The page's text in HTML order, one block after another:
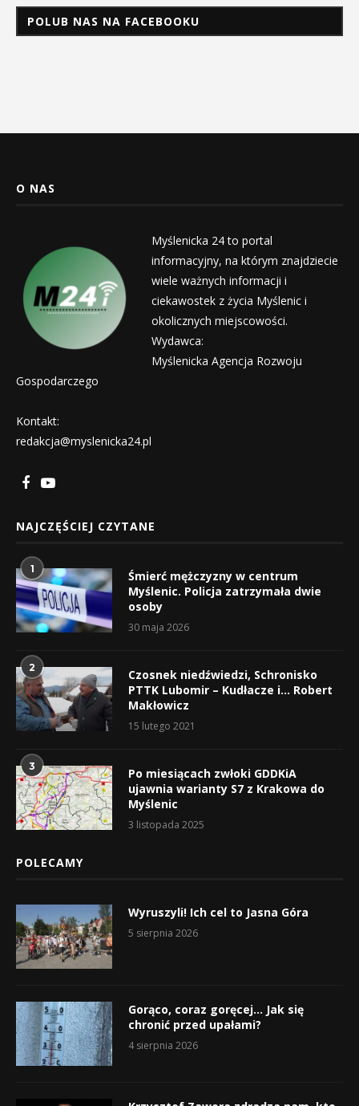
POLUB NAS NA FACEBOOKU
O NAS
Myślenicka 24 to portal
informacyjny, na którym znajdziecie
wiele ważnych informacji i
ciekawostek z życia Myślenic i
okolicznych miejscowości.
Wydawca:
Myślenicka Agencja Rozwoju
Gospodarczego
Kontakt:
redakcja@myslenicka24.pl
NAJCZĘŚCIEJ CZYTANE
1
Śmierć mężczyzny w centrum
Myślenic. Policja zatrzymała dwie
osoby
30 maja 2026
2
Czosnek niedźwiedzi, Schronisko
PTTK Lubomir – Kudłacze i… Robert
Makłowicz
15 lutego 2021
3
Po miesiącach zwłoki GDDKiA
ujawnia warianty S7 z Krakowa do
Myślenic
3 listopada 2025
POLECAMY
Wyruszyli! Ich cel to Jasna Góra
5 sierpnia 2026
Gorąco, coraz goręcej… Jak się
chronić przed upałami?
4 sierpnia 2026